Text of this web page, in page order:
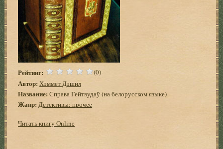
Рейтинг: (0)
Автор: Хэммет Дэшил
Название: Справа Гейтвудаў (на белорусском языке)
Жанр: Детективы: прочее
Читать книгу Online